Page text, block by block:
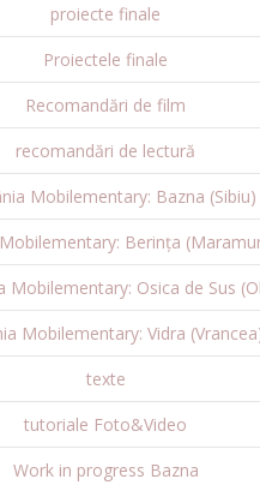
proiecte finale
Proiectele finale
Recomandări de film
recomandări de lectură
Mobilementary: Bazna (Sibiu)
Berința
Mobilementary: Osica de Sus
Mobilementary: Vidra
texte
tutoriale Foto&Video
Work in progress Bazna